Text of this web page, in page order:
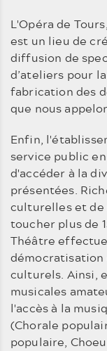
L'Opéra de
est un lieu de
diffusion de
d’ateliers pour
fabrication des
que nous
Enfin,
service public
d'accéder à la
présentées.
culturelles et
toucher plus de
Théâtre
culturels. Ainsi,
musicales
l'accès à la
(Chorale
populaire,